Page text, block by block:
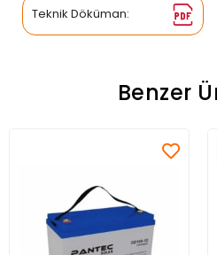
Teknik Döküman:
Benzer